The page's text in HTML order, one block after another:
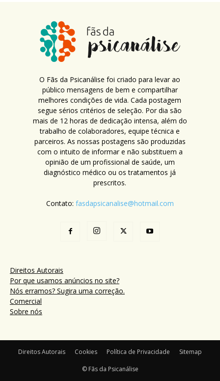
O Fãs da Psicanálise foi criado para levar ao
público mensagens de bem e compartilhar
melhores condições de vida. Cada postagem
segue sérios critérios de seleção. Por dia são
mais de 12 horas de dedicação intensa, além do
trabalho de colaboradores, equipe técnica e
parceiros. As nossas postagens são produzidas
com o intuito de informar e não substituem a
opinião de um profissional de saúde, um
diagnóstico médico ou os tratamentos já
prescritos.
Contato: fasdapsicanalise@hotmail.com
Direitos Autorais
Por que usamos anúncios no site?
Nós erramos? Sugira uma correção.
Comercial
Sobre nós
Direitos Autorais Cookies Política de Privacidade Sitemap
© Fãs da Psicanálise